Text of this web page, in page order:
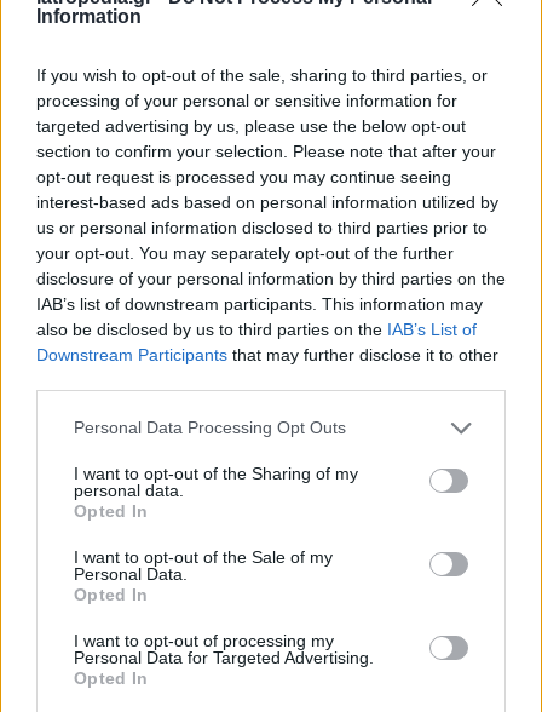
Information
If you wish to opt-out of the sale, sharing to third parties, or
processing of your personal or sensitive information for
targeted advertising by us, please use the below opt-out
section to confirm your selection. Please note that after your
opt-out request is processed you may continue seeing
interest-based ads based on personal information utilized by
us or personal information disclosed to third parties prior to
your opt-out. You may separately opt-out of the further
disclosure of your personal information by third parties on the
IAB’s list of downstream participants. This information may
also be disclosed by us to third parties on the IAB’s List of
Downstream Participants that may further disclose it to other
Personal Data Processing Opt Outs
I want to opt-out of the Sharing of my
personal data.
Opted In
I want to opt-out of the Sale of my
Personal Data.
Opted In
I want to opt-out of processing my
Personal Data for Targeted Advertising.
Opted In
για το σάκχαρό και τα τριγλυκερίδιά του και
ανέρρωσε. Έξι εβδομάδες μετά το εξιτήριό του
από το νοσοκομείο εξακολουθούσε να έχει
αυξημένα τριγλυκερίδια (ήταν 245 mg/dl), αλλά
κατά τα άλλα ήταν καλά.
Οι γιατροί σημειώνουν πωςμε το γάλα που
είχε πιείείχε τροφοδοτήσει τον οργανισμό του
σε μόλις δύο ημέρεςμε:
1.540 γραμμάρια πρωτεϊνών
1.980 γραμμάρια σακχάρων
1.496 γραμμάρια λιπαρών
Σε φυσιολογικές συνθήκες , οι ενήλικες δεν
πρέπει να υπερβαίνουν τα 3 φλιτζάνια γάλα
άνδρας δεν πρέπει να υπερβαίνει
Τα 22 γραμμάρια κορεσμένων λιπαρών, σαν
κι αυτά που υπάρχουν στο πλήρες γάλα